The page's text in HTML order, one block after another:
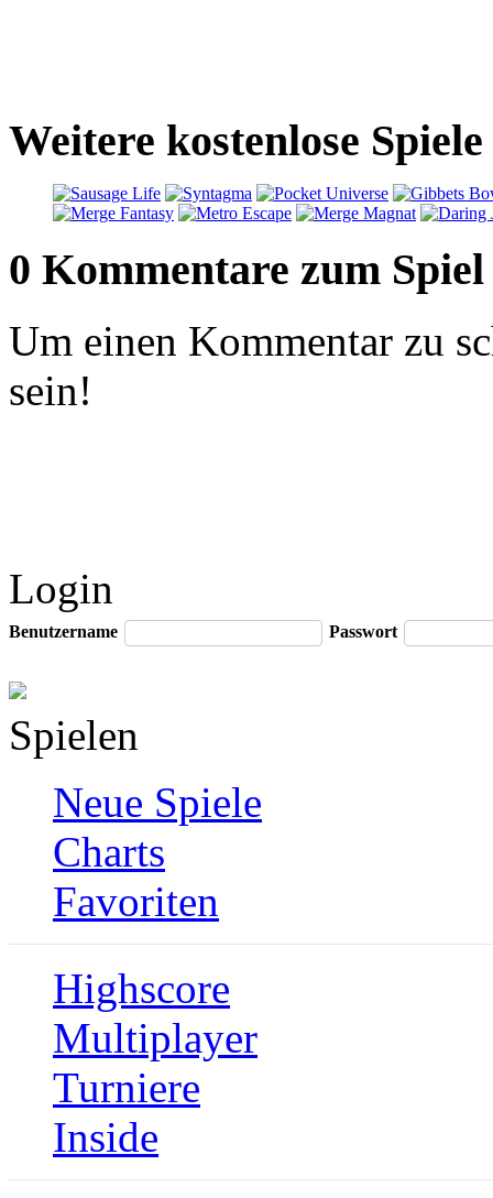
Weitere kostenlose
0 Kommentare zum Spiel
Um einen Kommentar zu
sein!
Login
Benutzername Passwort
Spielen
Neue Spiele
Charts
Favoriten
Highscore
Multiplayer
Turniere
Inside